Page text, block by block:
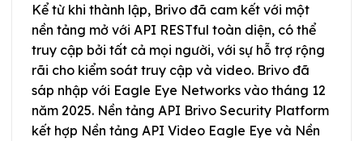
Kể từ khi thành lập, Brivo đã cam kết với một
nền tảng mở với API RESTful toàn diện, có thể
truy cập bởi tất cả mọi người, với sự hỗ trợ rộng
rãi cho kiểm soát truy cập và video. Brivo đã
sáp nhập với Eagle Eye Networks vào tháng 12
năm 2025. Nền tảng API Brivo Security Platform
kết hợp Nền tảng API Video Eagle Eye và Nền